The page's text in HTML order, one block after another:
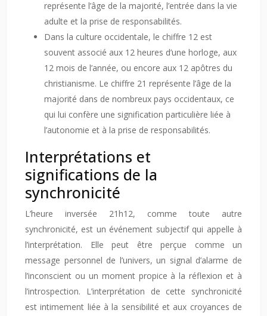
représente l’âge de la majorité, l’entrée dans la vie
adulte et la prise de responsabilités.
Dans la culture occidentale, le chiffre 12 est
souvent associé aux 12 heures d’une horloge, aux
12 mois de l’année, ou encore aux 12 apôtres du
christianisme. Le chiffre 21 représente l’âge de la
majorité dans de nombreux pays occidentaux, ce
qui lui confère une signification particulière liée à
l’autonomie et à la prise de responsabilités.
Interprétations et
significations de la
synchronicité
L’heure inversée 21h12, comme toute autre
synchronicité, est un événement subjectif qui appelle à
l’interprétation. Elle peut être perçue comme un
message personnel de l’univers, un signal d’alarme de
l’inconscient ou un moment propice à la réflexion et à
l’introspection. L’interprétation de cette synchronicité
est intimement liée à la sensibilité et aux croyances de